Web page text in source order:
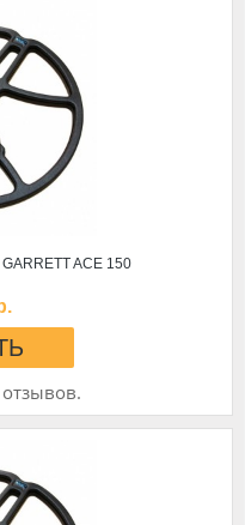
ACE 150